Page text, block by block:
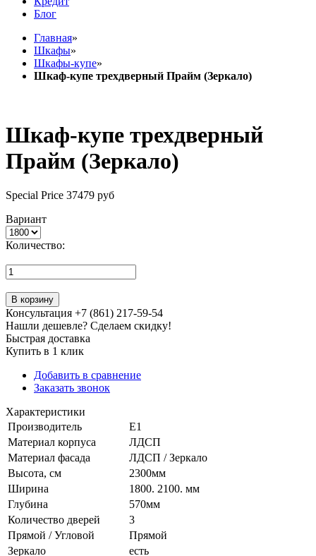
Блог
Главная»
Шкафы»
Шкафы-купе»
Шкаф-купе трехдверный Прайм (Зеркало)
Шкаф-купе трехдверный
Прайм (Зеркало)
Special Price 37479 руб
Вариант
Количество:
В корзину
Консультация +7 (861) 217-59-54
Нашли дешевле? Сделаем скидку!
Быстрая доставка
Купить в 1 клик
Добавить в сравнение
Заказать звонок
Характеристики
Производитель
Е1
Материал корпуса
ЛДСП
Материал фасада
ЛДСП / Зеркало
Высота, см
2300мм
Ширина
1800. 2100. мм
Глубина
570мм
Количество дверей
3
Прямой / Угловой
Прямой
Зеркало
есть